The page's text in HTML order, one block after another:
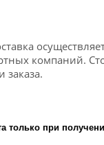
компаний.
при